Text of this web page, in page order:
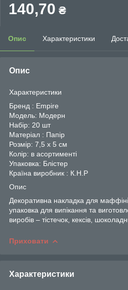
140,70 ₴
Опис Характеристики
Опис
Характеристики
Бренд : Empire
Модель: Модерн
Набір: 20 шт
Матеріал : Папір
Розмір: 7,5 х 5 см
Колір: в асортименті
Упаковка: Блістер
Країна виробник : К.Н.Р
Опис
Декоративна накладка для
упаковка для випікання та
виробів – тістечок, кексів,
Приховати
Характеристики